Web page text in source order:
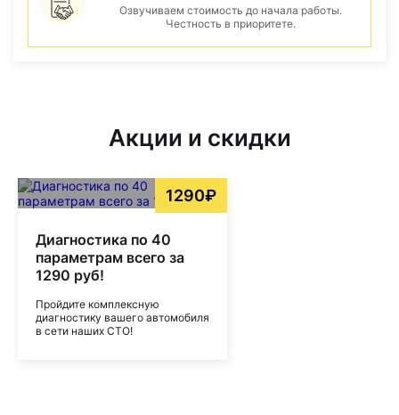
Озвучиваем стоимость до начала работы.
Честность в приоритете.
Акции и скидки
1290₽
Диагностика по 40
параметрам всего за
1290 руб!
Пройдите комплексную
диагностику вашего автомобиля
в сети наших СТО!